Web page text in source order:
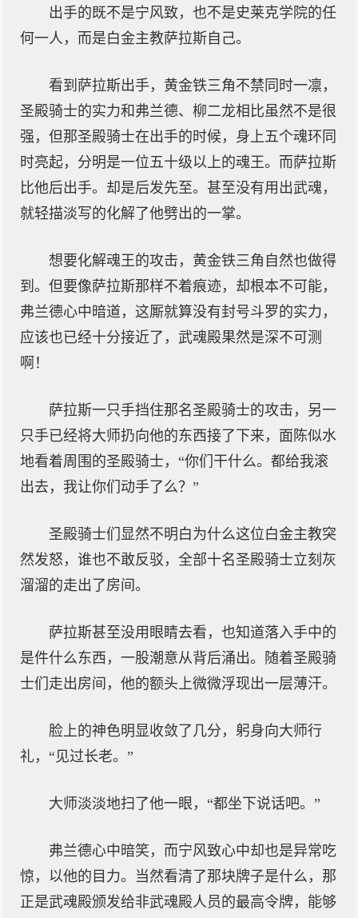
出手的既不是宁风致，也不是史莱克学院的任
何一人，而是白金主教萨拉斯自己。
看到萨拉斯出手，黄金铁三角不禁同时一凛，
圣殿骑士的实力和弗兰德、柳二龙相比虽然不是很
强，但那圣殿骑士在出手的时候，身上五个魂环同
时亮起，分明是一位五十级以上的魂王。而萨拉斯
比他后出手。却是后发先至。甚至没有用出武魂，
就轻描淡写的化解了他劈出的一掌。
想要化解魂王的攻击，黄金铁三角自然也做得
到。但要像萨拉斯那样不着痕迹，却根本不可能，
弗兰德心中暗道，这厮就算没有封号斗罗的实力，
应该也已经十分接近了，武魂殿果然是深不可测
啊！
萨拉斯一只手挡住那名圣殿骑士的攻击，另一
只手已经将大师扔向他的东西接了下来，面陈似水
地看着周围的圣殿骑士，“你们干什么。都给我滚
出去，我让你们动手了么？”
圣殿骑士们显然不明白为什么这位白金主教突
然发怒，谁也不敢反驳，全部十名圣殿骑士立刻灰
溜溜的走出了房间。
萨拉斯甚至没用眼睛去看，也知道落入手中的
是件什么东西，一股潮意从背后涌出。随着圣殿骑
士们走出房间，他的额头上微微浮现出一层薄汗。
脸上的神色明显收敛了几分，躬身向大师行
礼，“见过长老。”
大师淡淡地扫了他一眼，“都坐下说话吧。”
弗兰德心中暗笑，而宁风致心中却也是异常吃
惊，以他的目力。当然看清了那块牌子是什么，那
正是武魂殿颁发给非武魂殿人员的最高令牌，能够